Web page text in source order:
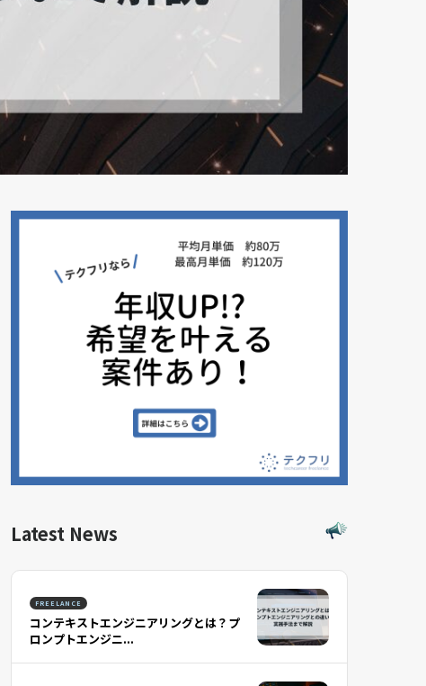
Latest News
FREELANCE
コンテキストエンジニアリングとは？プ
ロンプトエンジニ...